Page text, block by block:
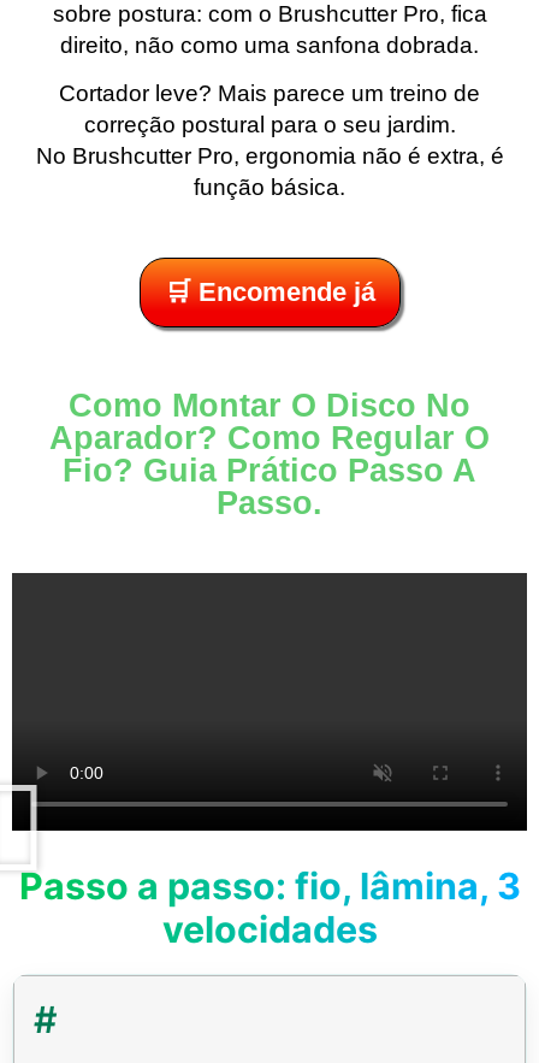
sobre postura: com o Brushcutter Pro, fica
direito, não como uma sanfona dobrada.
Cortador leve? Mais parece um treino de
correção postural para o seu jardim.
No Brushcutter Pro, ergonomia não é extra, é
função básica.
🛒 Encomende já
Como Montar O Disco No
Aparador? Como Regular O
Fio? Guia Prático Passo A
Passo.
Passo a passo: fio, lâmina, 3
velocidades